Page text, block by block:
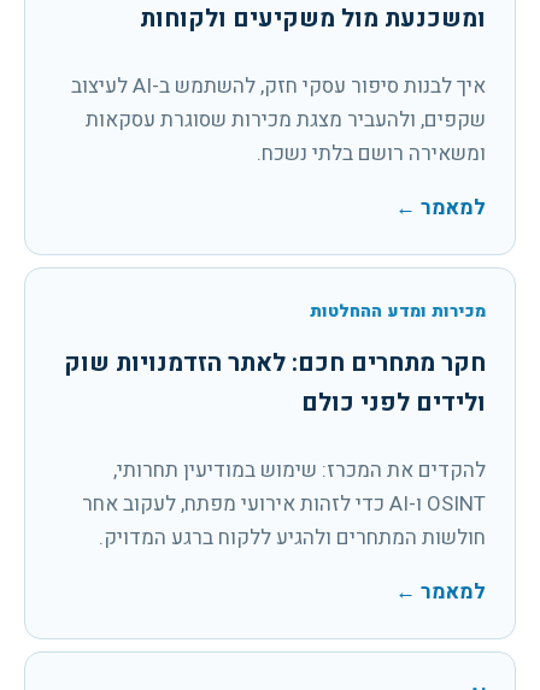
ומשכנעת מול משקיעים ולקוחות
איך לבנות סיפור עסקי חזק, להשתמש ב-AI לעיצוב
שקפים, ולהעביר מצגת מכירות שסוגרת עסקאות
ומשאירה רושם בלתי נשכח.
למאמר ←
מכירות ומדע ההחלטות
חקר מתחרים חכם: לאתר הזדמנויות שוק
ולידים לפני כולם
להקדים את המכרז: שימוש במודיעין תחרותי,
OSINT ו-AI כדי לזהות אירועי מפתח, לעקוב אחר
חולשות המתחרים ולהגיע ללקוח ברגע המדויק.
למאמר ←